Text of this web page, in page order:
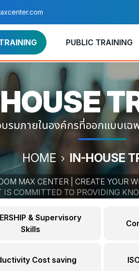
อบรม
PUBLIC TRAINING
รมภายในองค์กรที่ออกแบบเฉ
HOME IN-HOUSE
MAX CENTER | CREATE YOUR
COMMITTED TO PROVIDING
& Supervisory
Skills
Cost saving